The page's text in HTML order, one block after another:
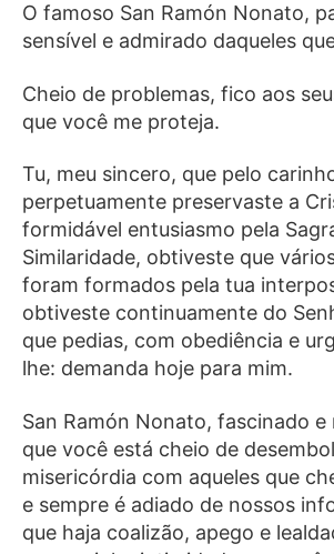
O famoso San Ramón Nonato,
sensível e admirado daqueles
Cheio de problemas, fico aos
que você me proteja.
Tu, meu sincero, que pelo
perpetuamente preservaste a
formidável entusiasmo pela
Similaridade, obtiveste que
foram formados pela tua
obtiveste continuamente do
que pedias, com obediência e
lhe: demanda hoje para mim.
San Ramón Nonato, fascinado e
que você está cheio de
misericórdia com aqueles que
e sempre é adiado de nossos
que haja coalizão, apego e